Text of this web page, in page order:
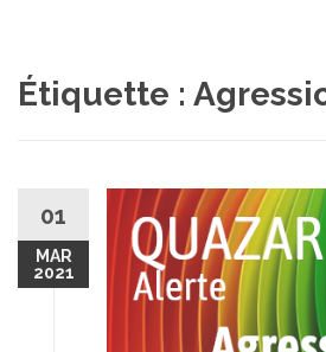
Étiquette :
01
MAR
2021